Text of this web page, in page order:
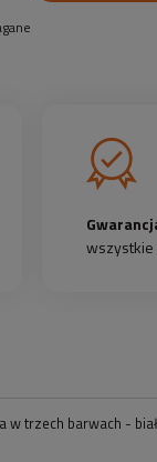
trzech barwach -